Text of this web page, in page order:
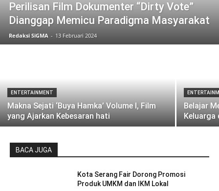
Perilisan Film Dokumenter “Dirty Vote”
Dianggap Memicu Paradigma Masyarakat
Redaksi SiGMA - 13 Februari 2024
ENTERTAINMENT
Makna Sejati ‘Buya Hamka’ Volume I, Film
yang Ajarkan Kebesaran hati
Belajar
Keluarga
BACA JUGA
Kota Serang Fair Dorong Promosi
Produk UMKM dan IKM Lokal